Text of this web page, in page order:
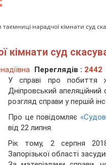
нарадчої кімнати суд
суд
Переглядів : 2442
У справі про побиття
Дніпровський
розгляд справи у першій
Про це повідомляє
від 22 липня.
Рік тому, 2 серпня
Запорізької області